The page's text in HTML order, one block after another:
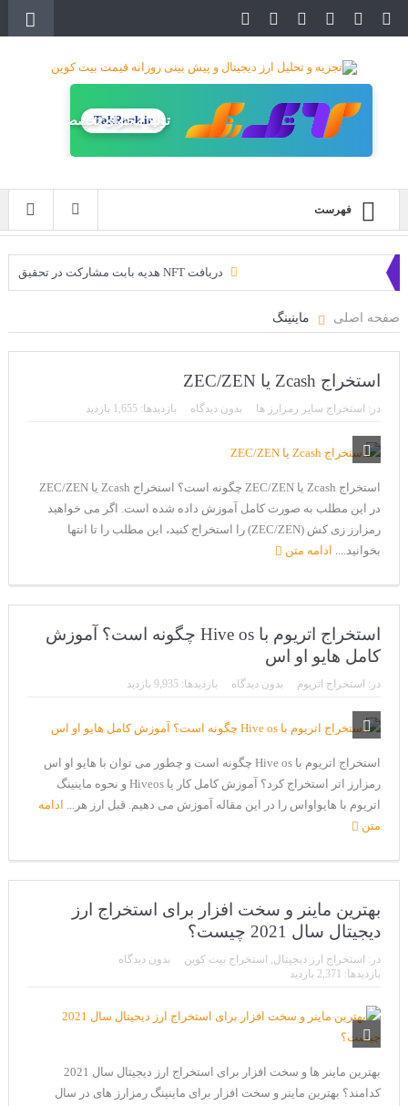
تولید محتوای تخصصی
TakRank.ir
فهرست
دریافت NFT هدیه بابت مشارکت در تحقیق
CoinEx سریع ترین برند درحال رشد در خدمات مالی!
بیت کوین به امید ETF به 60،000 دلار رسید!
ورود 254 نهنگ جدید به بازار بیت کوین
ایردراپ کریپتوتانک – CryptoTanks Airdrop
صفحه اصلی ماینینگ
استخراج Zcash یا ZEC/ZEN
در: استخراج سایر رمزارز ها بدون دیدگاه بازدیدها: 1,655 بازدید
استخراج Zcash یا ZEC/ZEN چگونه است؟ استخراج Zcash یا ZEC/ZEN
در این مطلب به صورت کامل آموزش داده شده است. اگر می خواهید
رمزارز زی کش (ZEC/ZEN) را استخراج کنید، این مطلب را تا انتها
بخوانید....
ادامه متن
استخراج اتریوم با Hive os چگونه است؟ آموزش
کامل هایو او اس
در: استخراج اتریوم بدون دیدگاه بازدیدها: 9,935 بازدید
استخراج اتریوم با Hive os چگونه است و چطور می توان با هایو او اس
رمزارز اتر استخراج کرد؟ آموزش کامل کار یا Hiveos و نحوه ماینینگ
اتریوم با هایواواس را در این مقاله آموزش می دهیم. قبل ارز هر...
ادامه
متن
بهترین ماینر و سخت افزار برای استخراج ارز
دیجیتال سال 2021 چیست؟
در: استخراج ارز دیجیتال, استخراج بیت کوین
بدون دیدگاه
بازدیدها: 2,371 بازدید
بهترین ماینر ها و سخت افزار برای استخراج ارز دیجیتال سال 2021
کدامند؟ بهترین ماینر و سخت افزار برای ماینینگ رمزارز های در سال